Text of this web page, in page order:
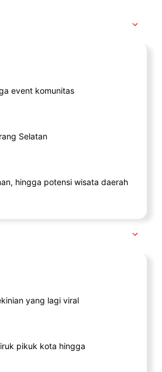
event komunitas
Selatan
hingga potensi wisata daerah
yang lagi viral
pikuk kota hingga